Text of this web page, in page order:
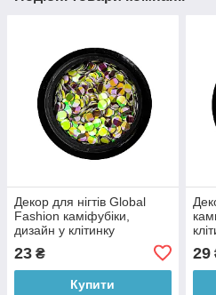
Декор для нігтів Global
Fashion каміфубіки,
дизайн у клітинку
23 ₴
Купити
29